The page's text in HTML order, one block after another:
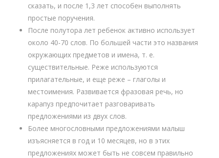
сказать, и после 1,3 лет способен выполнять
простые поручения.
После полутора лет ребенок активно использует
около 40-70 слов. По большей части это названия
окружающих предметов и имена, т. е.
существительные. Реже используются
прилагательные, и еще реже – глаголы и
местоимения. Развивается фразовая речь, но
карапуз предпочитает разговаривать
предложениями из двух слов.
Более многословными предложениями малыш
изъясняется в год и 10 месяцев, но в этих
предложениях может быть не совсем правильно